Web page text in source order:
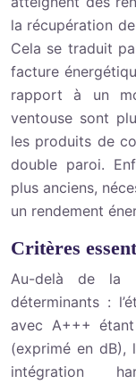
la récupération
Cela se traduit
facture
rapport à un
ventouse sont
les produits de
double paroi.
plus anciens,
un rendement
Critères
Au-delà de la
déterminants :
avec A+++
(exprimé en dB),
intégration